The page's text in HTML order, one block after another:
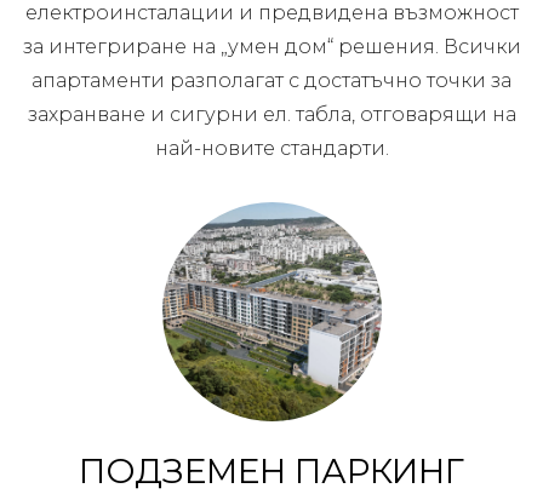
електроинсталации и предвидена възможност
за интегриране на „умен дом“ решения. Всички
апартаменти разполагат с достатъчно точки за
захранване и сигурни ел. табла, отговарящи на
най-новите стандарти.
ПОДЗЕМЕН ПАРКИНГ